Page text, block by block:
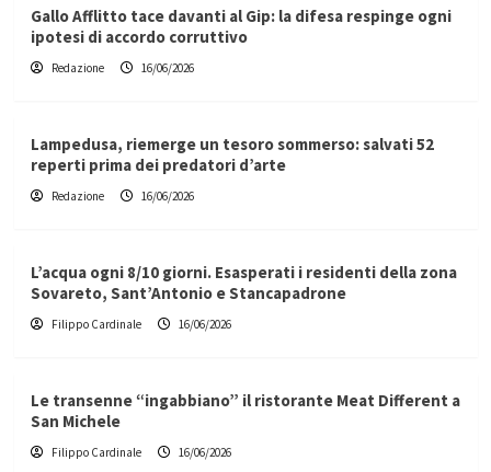
Gallo Afflitto tace davanti al Gip: la difesa respinge ogni
ipotesi di accordo corruttivo
Redazione 16/06/2026
Lampedusa, riemerge un tesoro sommerso: salvati 52
reperti prima dei predatori d’arte
Redazione 16/06/2026
L’acqua ogni 8/10 giorni. Esasperati i residenti della zona
Sovareto, Sant’Antonio e Stancapadrone
Filippo Cardinale 16/06/2026
Le transenne “ingabbiano” il ristorante Meat Different a
San Michele
Filippo Cardinale 16/06/2026